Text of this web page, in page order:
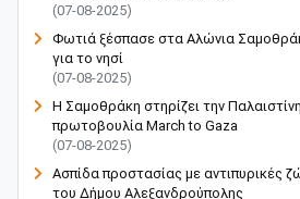
(07-08-2025)
Φωτιά ξέσπασε στα Αλώνια
για το νησί
(07-08-2025)
Η Σαμοθράκη στηρίζει την
πρωτοβουλία March to Gaza
(07-08-2025)
Ασπίδα προστασίας με αντιπυρικές
του Δήμου Αλεξανδρούπολης